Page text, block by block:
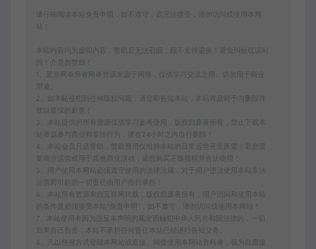
请仔细阅读本站免责申明，如不遵守，或无法接受，请勿访问或使用本网
本站内容均为虚拟内容，赞助后无法召回，顾不支持退换！避免纠纷耽误时
间！介意勿赞助！
1、爱游网单所有网单资源来源于网络，仅供学习交流之用。切勿用于商业
2、如本帖侵犯到任何版权问题，请立即告知本站，本站将及时予与删除并
致以最深的歉意！
3、本站提供的所有资源仅供学习参考使用，版权归原著所有，禁止下载本
站资源参与商业和非法行为，请在24小时之内自行删除！
4、本站会员只是赞助，赞助费用仅维持本站的日常运营开支所需！若您需
要商业运营或用于其他商业活动，请您购买正版授权并合法使用！
5、用户使用本网站必须遵守使用的法律法规，对于用户违法使用本站非法
6、本站所有资源来自互联网转载，版权归原著所有，用户访问和使用本站
的条件是必须接受本站“免责申明”，如不遵守，请勿访问或使用本网站！
7、本站使用者因为违反本声明的规定而触犯中华人民共和国法律的，一切
后果自己负责，本站不承担任何责任本站已经进行告知义务。
8、凡以任何方式登陆本网站或直接、间接使用本网站资料者，视为自愿接